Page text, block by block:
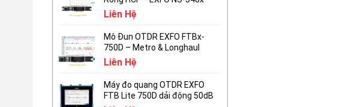
Liên Hệ
Mô Đun OTDR EXFO FTBx-
750D – Metro & Longhaul
Liên Hệ
Máy đo quang OTDR EXFO
FTB Lite 750D dải động 50dB